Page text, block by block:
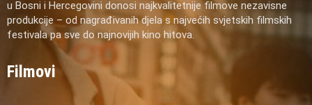
u Bosni i Hercegovini donosi najkvalitetnije filmove nezavisne
produkcije – od nagrađivanih djela s najvećih svjetskih filmskih
festivala pa sve do najnovijih kino hitova.
Filmovi